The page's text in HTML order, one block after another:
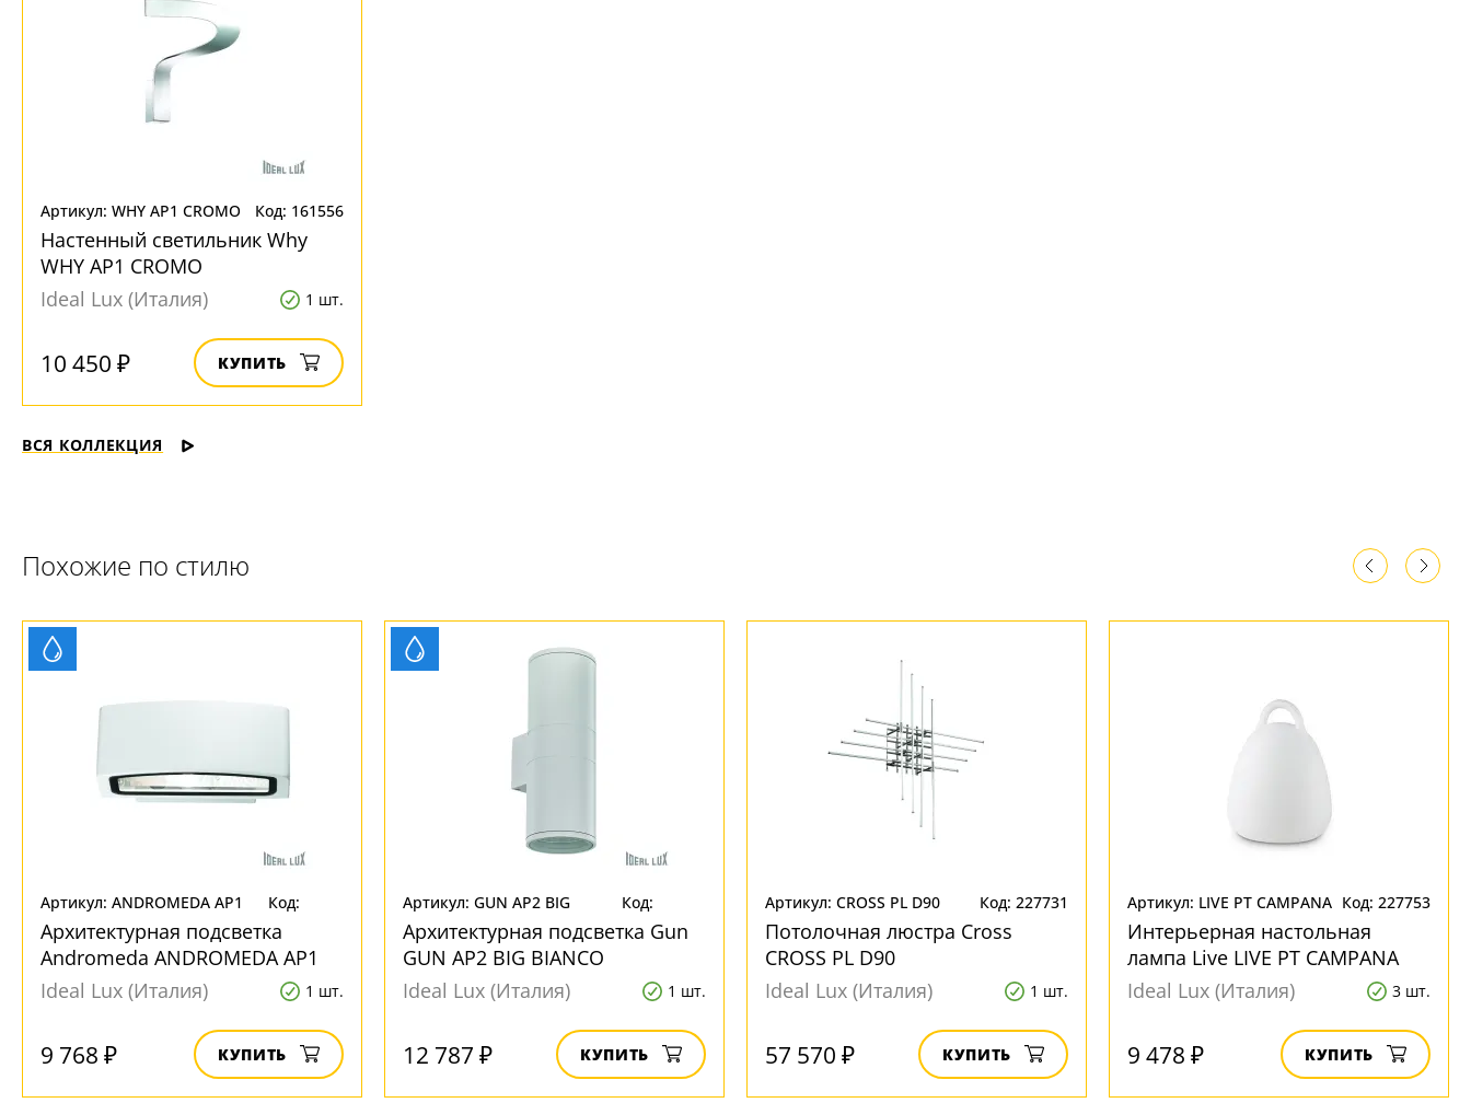
Артикул: WHY AP1 CROMO Код: 161556
Настенный светильник Why
WHY AP1 CROMO
Ideal Lux (Италия)
1 шт.
10 450 ₽ КУПИТЬ
ВСЯ КОЛЛЕКЦИЯ
Похожие по стилю
Артикул: ANDROMEDA AP1
BIANCO
Код:
161034
Архитектурная подсветка
Andromeda ANDROMEDA AP1
BIANCO
Ideal Lux (Италия) 1 шт.
9 768 ₽ КУПИТЬ
Артикул: GUN AP2 BIG
BIANCO
Код:
161257
Архитектурная подсветка Gun
GUN AP2 BIG BIANCO
Ideal Lux (Италия)
1 шт.
12 787 ₽ КУПИТЬ
Артикул: CROSS PL D90 Код: 227731
Потолочная люстра Cross
CROSS PL D90
Ideal Lux (Италия)
1 шт.
57 570 ₽ КУПИТЬ
Артикул: LIVE PT CAMPANA Код: 227753
Интерьерная настольная
лампа Live LIVE PT CAMPANA
Ideal Lux (Италия)
3 шт.
9 478 ₽ КУПИТЬ